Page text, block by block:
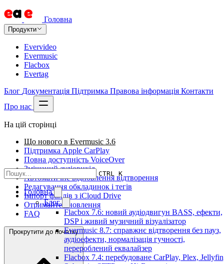
Головна
Продукти
Evervideo
Evermusic
Flacbox
Evertag
Блог Документація Підтримка Правова інформація Контакти
Про нас
CTRL K
Головна
Блог
Flacbox 7.6: новий аудіодвигун BASS, ефекти,
DSP і живий музичний візуалізатор
Evermusic 8.7: справжнє відтворення без пауз,
аудіоефекти, нормалізація гучності,
перероблений еквалайзер
Flacbox 7.4: перебудоване CarPlay, Plex,
На цій сторінці
Що нового в Evermusic 3.6
Підтримка Apple CarPlay
Повна доступність VoiceOver
Змішаний аудіовихід
Автоматичне відновлення відтворення
Редагування обкладинок і тегів
Імпорт файлів з iCloud Drive
Отримайте оновлення
FAQ
Прокрутити до початку